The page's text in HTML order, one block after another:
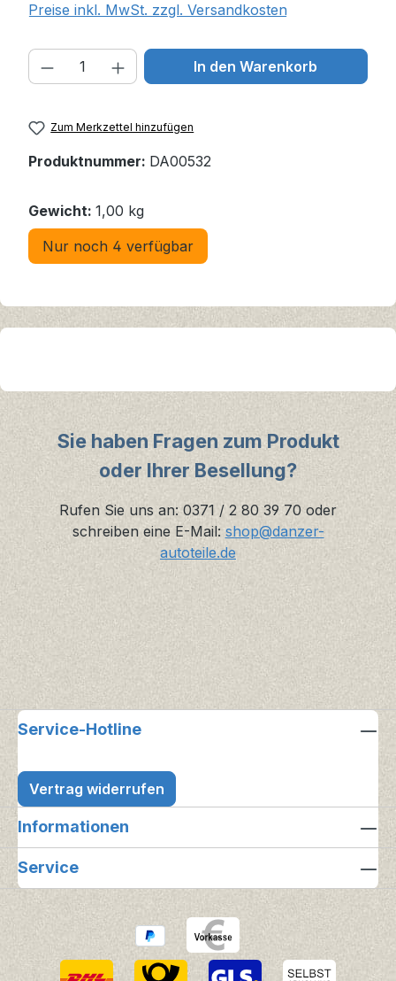
Preise inkl. MwSt. zzgl. Versandkosten
Produkt Anzahl: Gib den
In den Warenkorb
Zum Merkzettel hinzufügen
Produktnummer: DA00532
Gewicht: 1,00 kg
Nur noch 4 verfügbar
Sie haben Fragen zum Produkt
oder Ihrer Besellung?
Rufen Sie uns an: 0371 / 2 80 39 70 oder
schreiben eine E-Mail: shop@danzer-
autoteile.de
Service-Hotline
Vertrag widerrufen
Informationen
Service